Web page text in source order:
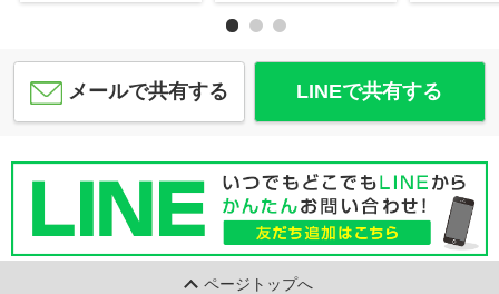
メールで共有する LINEで共有する
ページトップへ